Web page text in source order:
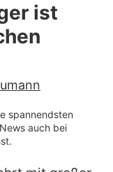
ist
spannendsten
auch bei